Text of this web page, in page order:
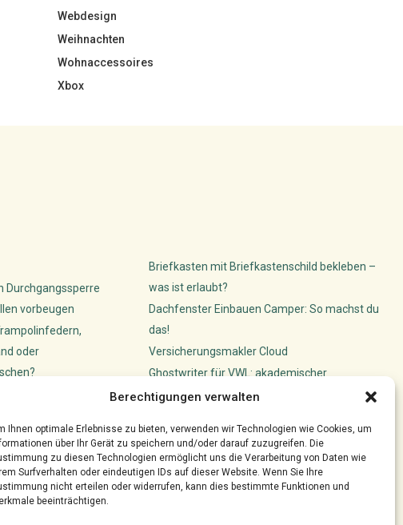
Berechtigungen verwalten
Ihnen optimale Erlebnisse zu bieten, verwenden wir Technologien wie Cookies, um
über Ihr Gerät zu speichern und/oder darauf zuzugreifen. Die
zu diesen Technologien ermöglicht uns die Verarbeitung von Daten wie
Surfverhalten oder eindeutigen IDs auf dieser Website. Wenn Sie Ihre
nicht erteilen oder widerrufen, kann dies bestimmte Funktionen und
beeinträchtigen.
Webdesign
Weihnachten
Wohnaccessoires
Xbox
Durchgangssperre
vorbeugen
oder
Wie Künstler ihre
Briefkasten mit Briefkastenschild bekleben –
was ist erlaubt?
Dachfenster Einbauen Camper: So machst du
das!
Versicherungsmakler Cloud
Ghostwriter für VWL: akademischer
Schreibservice